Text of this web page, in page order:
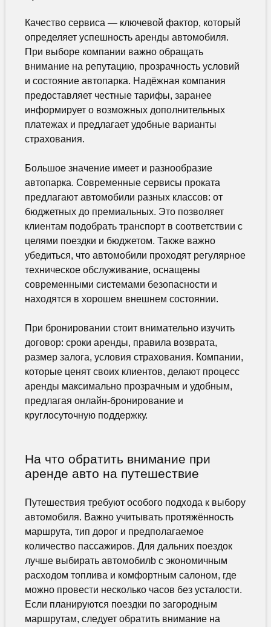
Качество сервиса — ключевой фактор, который
определяет успешность аренды автомобиля.
При выборе компании важно обращать
внимание на репутацию, прозрачность условий
и состояние автопарка. Надёжная компания
предоставляет честные тарифы, заранее
информирует о возможных дополнительных
платежах и предлагает удобные варианты
страхования.
Большое значение имеет и разнообразие
автопарка. Современные сервисы проката
предлагают автомобили разных классов: от
бюджетных до премиальных. Это позволяет
клиентам подобрать транспорт в соответствии с
целями поездки и бюджетом. Также важно
убедиться, что автомобили проходят регулярное
техническое обслуживание, оснащены
современными системами безопасности и
находятся в хорошем внешнем состоянии.
При бронировании стоит внимательно изучить
договор: сроки аренды, правила возврата,
размер залога, условия страхования. Компании,
которые ценят своих клиентов, делают процесс
аренды максимально прозрачным и удобным,
предлагая онлайн-бронирование и
круглосуточную поддержку.
На что обратить внимание при
аренде авто на путешествие
Путешествия требуют особого подхода к выбору
автомобиля. Важно учитывать протяжённость
маршрута, тип дорог и предполагаемое
количество пассажиров. Для дальних поездок
лучше выбирать автомобилb с экономичным
расходом топлива и комфортным салоном, где
можно провести несколько часов без усталости.
Если планируются поездки по загородным
маршрутам, следует обратить внимание на